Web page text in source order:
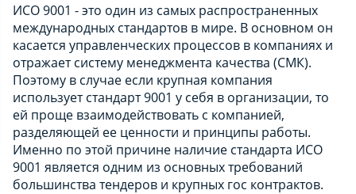
ИСО 9001 - это один из самых распространенных
международных стандартов в мире. В основном он
касается управленческих процессов в компаниях и
отражает систему менеджмента качества (СМК).
Поэтому в случае если крупная компания
использует стандарт 9001 у себя в организации, то
ей проще взаимодействовать с компанией,
разделяющей ее ценности и принципы работы.
Именно по этой причине наличие стандарта ИСО
9001 является одним из основных требований
большинства тендеров и крупных гос контрактов.